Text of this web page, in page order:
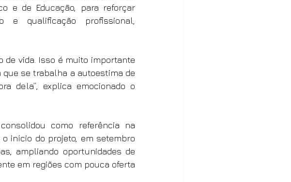
e de Educação, para reforçar
e qualificação profissional,
de vida. Isso é muito importante
se trabalha a autoestima de
dela”, explica emocionado o
como referência na
início do projeto, em setembro
ampliando oportunidades de
em regiões com pouca oferta